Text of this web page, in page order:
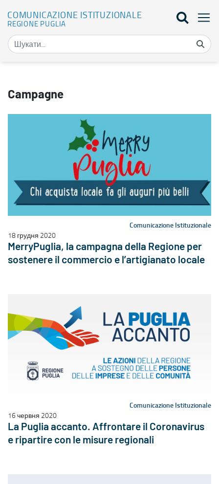
COMUNICAZIONE ISTITUZIONALE
REGIONE PUGLIA
Campagne
Comunicazione Istituzionale
18 грудня 2020
MerryPuglia, la campagna della Regione per
sostenere il commercio e l’artigianato locale
Comunicazione Istituzionale
16 червня 2020
La Puglia accanto. Affrontare il Coronavirus
e ripartire con le misure regionali